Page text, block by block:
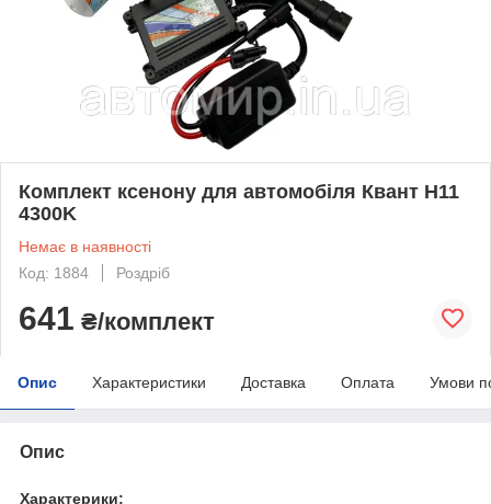
Комплект ксенону для автомобіля Квант H11
4300K
Немає в наявності
Код: 1884
Роздріб
641 ₴/комплект
Опис Характеристики Доставка Оплата Умови
Опис
Характерики: